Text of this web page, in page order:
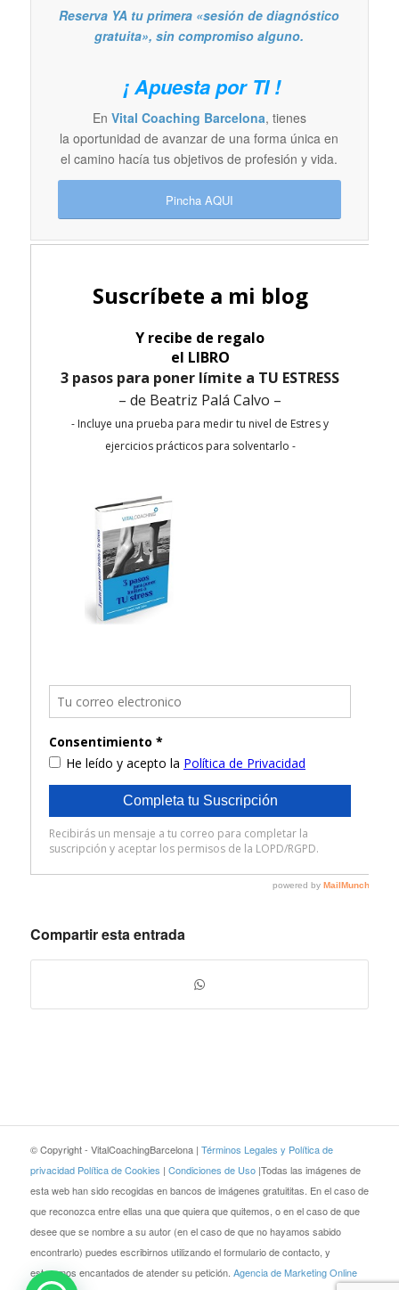
Reserva YA tu primera «sesión de diagnóstico
gratuita», sin compromiso alguno.
¡ Apuesta por TI !
En Vital Coaching Barcelona, tienes
la oportunidad de avanzar de una forma única en
el camino hacía tus objetivos de profesión y vida.
Pincha AQUI
Compartir esta entrada
© Copyright - VitalCoachingBarcelona | Términos Legales y Política de
privacidad Política de Cookies | Condiciones de Uso |Todas las imágenes de
esta web han sido recogidas en bancos de imágenes gratuititas. En el caso de
que reconozca entre ellas una que quiera que quitemos, o en el caso de que
desee que se nombre a su autor (en el caso de que no hayamos sabido
encontrarlo) puedes escribirnos utilizando el formulario de contacto, y
estaremos encantados de atender su petición. Agencia de Marketing Online